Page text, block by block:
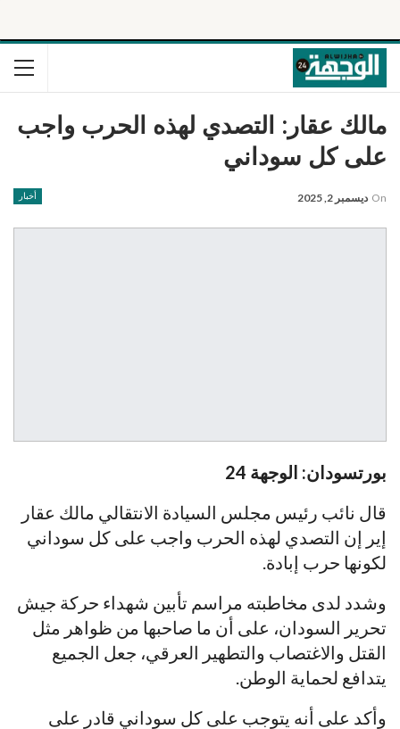
مالك عقار: التصدي لهذه الحرب واجب
على كل سوداني
أخبار On ديسمبر 2, 2025
بورتسودان: الوجهة 24
قال نائب رئيس مجلس السيادة الانتقالي مالك عقار
إير إن التصدي لهذه الحرب واجب على كل سوداني
لكونها حرب إبادة.
وشدد لدى مخاطبته مراسم تأبين شهداء حركة جيش
تحرير السودان، على أن ما صاحبها من ظواهر مثل
القتل والاغتصاب والتطهير العرقي، جعل الجميع
يتدافع لحماية الوطن.
وأكد على أنه يتوجب على كل سوداني قادر على